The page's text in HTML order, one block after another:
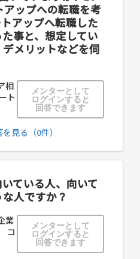
ップへの転職を考
アップへ転職した
事と、想定してい
メリットなどを伺
相
ト
メンターとして
ログインすると
回答できます
見る（0件）
ている人、向いて
人ですか？
業
コ
メンターとして
ログインすると
回答できます